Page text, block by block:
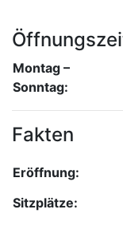
Montag –
Sonntag:
Fakten
Eröffnung:
Sitzplätze: